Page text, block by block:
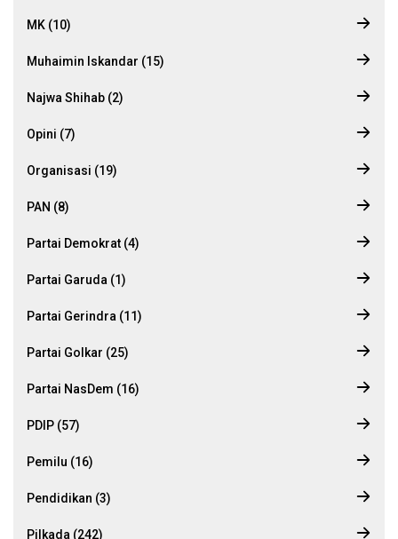
MK (10)
Muhaimin Iskandar (15)
Najwa Shihab (2)
Opini (7)
Organisasi (19)
PAN (8)
Partai Demokrat (4)
Partai Garuda (1)
Partai Gerindra (11)
Partai Golkar (25)
Partai NasDem (16)
PDIP (57)
Pemilu (16)
Pendidikan (3)
Pilkada (242)